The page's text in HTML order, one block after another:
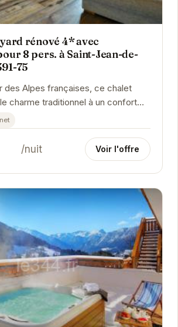
rénové 4* avec
8 pers. à Saint-Jean-de-
75
des Alpes françaises, ce chalet
charme traditionnel à un confort
pour les familles ou les groupes...
/nuit Voir l'offre